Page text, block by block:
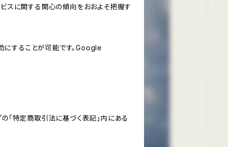
スに関する関心の傾向をおおよそ把握す
にすることが可能です。Google
「特定商取引法に基づく表記」内にある